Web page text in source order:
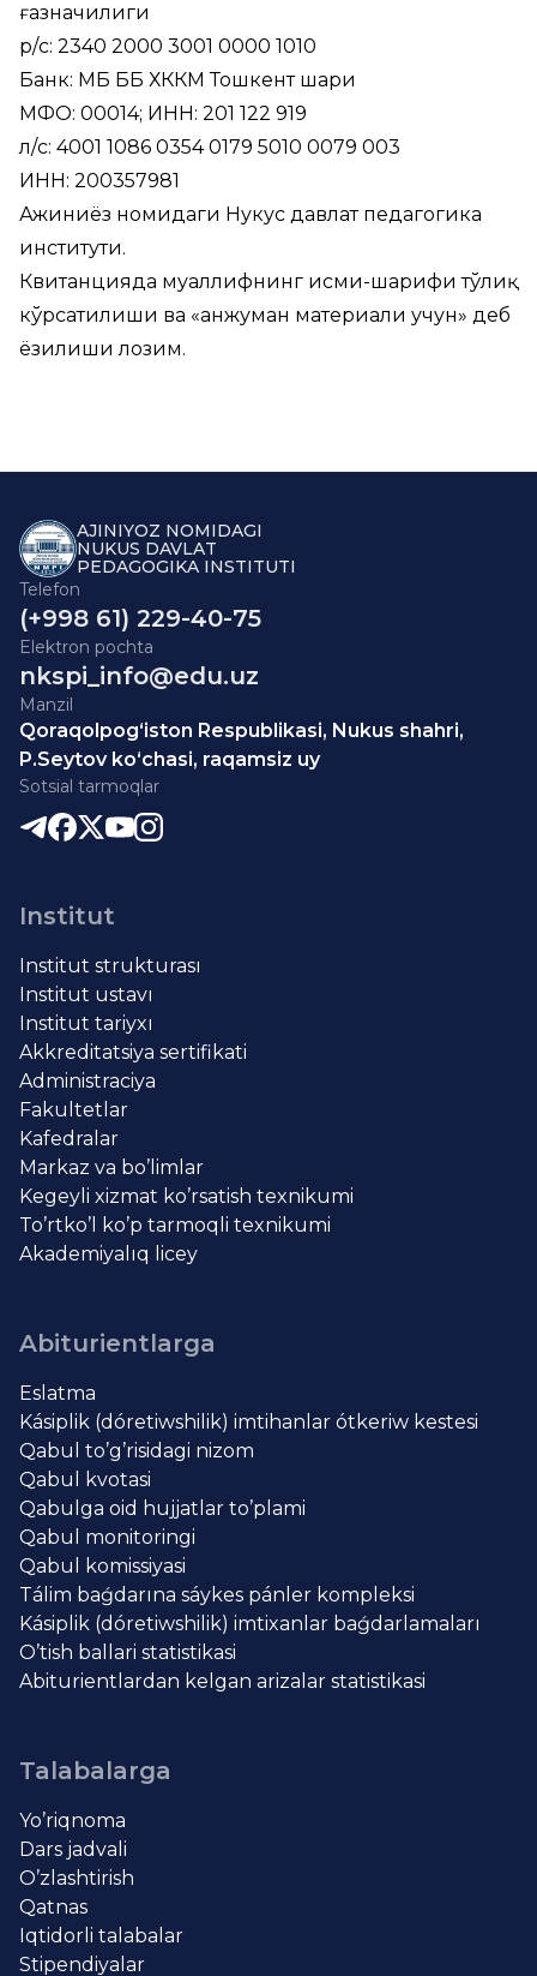
ғазначилиги
р/с: 2340 2000 3001 0000 1010
Банк: МБ ББ ХККМ Тошкент шаҳри
МФО: 00014; ИНН: 201 122 919
л/с: 4001 1086 0354 0179 5010 0079 003
ИНН: 200357981
Ажиниёз номидаги Нукус давлат педагогика
институти.
Квитанцияда муаллифнинг исми-шарифи тўлиқ
кўрсатилиши ва «анжуман материали учун» деб
ёзилиши лозим.
AJINIYOZ NOMIDAGI
NUKUS DAVLAT
PEDAGOGIKA INSTITUTI
Telefon
(+998 61) 229-40-75
Elektron pochta
nkspi_info@edu.uz
Manzil
Qoraqolpog‘iston Respublikasi, Nukus shahri,
P.Seytov ko‘chasi, raqamsiz uy
Sotsial tarmoqlar
Institut
Institut strukturası
Institut ustavı
Institut tariyxı
Akkreditatsiya sertifikati
Administraciya
Fakultetlar
Kafedralar
Markaz va bo’limlar
Kegeyli xizmat ko’rsatish texnikumi
To’rtko’l ko’p tarmoqli texnikumi
Akademiyalıq licey
Abiturientlarga
Eslatma
Kásiplik (dóretiwshilik) imtihanlar ótkeriw kestesi
Qabul to’g’risidagi nizom
Qabul kvotasi
Qabulga oid hujjatlar to’plami
Qabul monitoringi
Qabul komissiyasi
Tálim baǵdarına sáykes pánler kompleksi
Kásiplik (dóretiwshilik) imtixanlar baǵdarlamaları
O’tish ballari statistikasi
Abiturientlardan kelgan arizalar statistikasi
Talabalarga
Yo’riqnoma
Dars jadvali
O’zlashtirish
Qatnas
Iqtidorli talabalar
Stipendiyalar